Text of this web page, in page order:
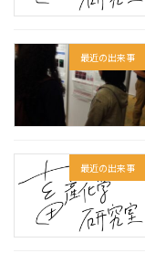
最近の出来事
最近の出来事